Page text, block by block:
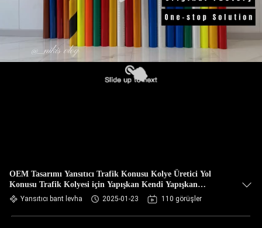
OEM Tasarımı Yansıtıcı Trafik Konusu Kolye Üretici Yol
Konusu Trafik Kolyesi için Yapışkan Kendi Yapışkan
Yapıştırıcı
Yansıtıcı bant levha 2025-01-23 110 görüşler